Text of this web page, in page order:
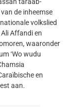
taraab-
de inheemse
volkslied
Affandi en
waaronder
‘Wo wudu
en
aan.